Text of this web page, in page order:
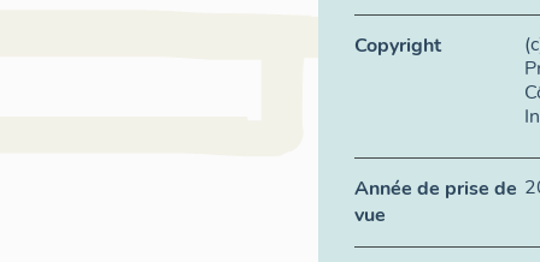
Copyright
Année de prise de
vue